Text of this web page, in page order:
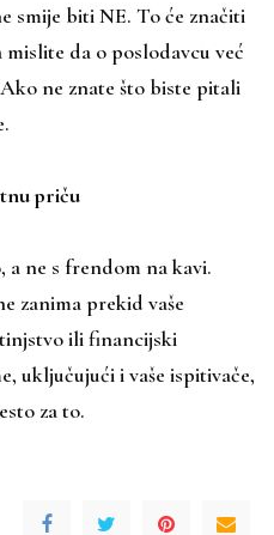
smije biti NE. To će značiti
da o poslodavcu već
ne znate što biste pitali
priču
a ne s frendom na kavi.
zanima prekid vaše
ili financijski
uključujući i vaše ispitivače,
za to.